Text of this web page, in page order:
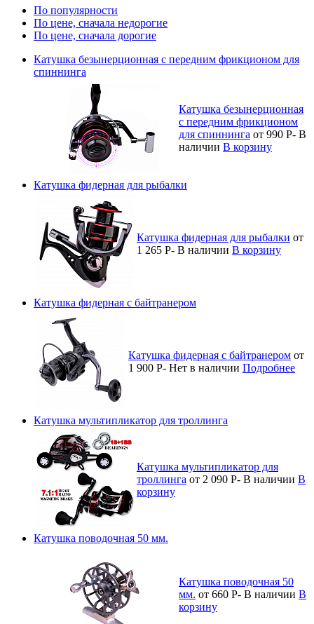
По популярности
По цене, сначала недорогие
По цене, сначала дорогие
Катушка безынерционная с передним фрикционом для
спиннинга
Катушка безынерционная
с передним фрикционом
для спиннинга от 990 Р- В
наличии В корзину
Катушка фидерная для рыбалки
Катушка фидерная для рыбалки от
1 265 Р- В наличии В корзину
Катушка фидерная с байтранером
Катушка фидерная с байтранером от
1 900 Р- Нет в наличии Подробнее
Катушка мультипликатор для троллинга
Катушка мультипликатор для
троллинга от 2 090 Р- В наличии В
корзину
Катушка поводочная 50 мм.
Катушка поводочная 50
мм. от 660 Р- В наличии В
корзину